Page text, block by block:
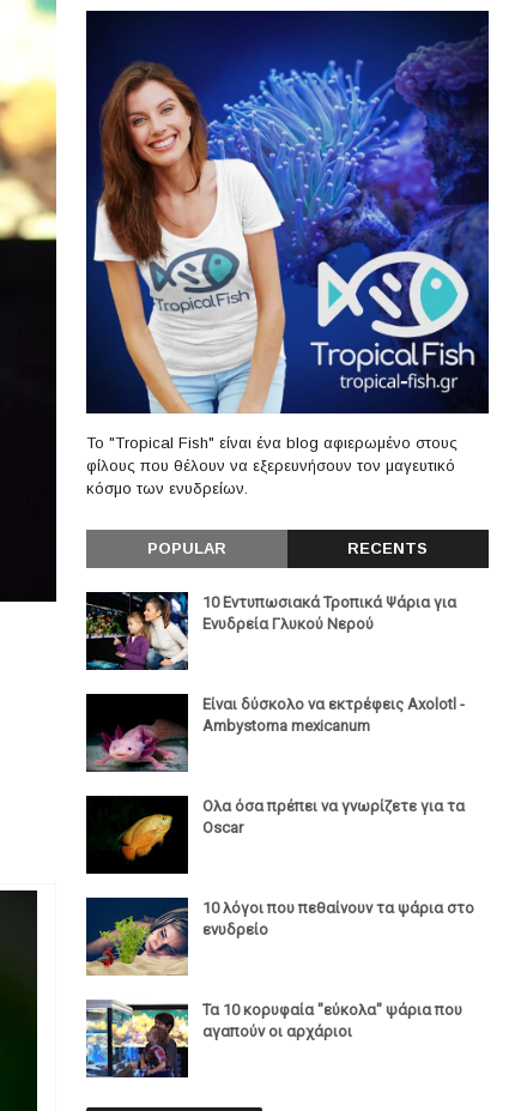
Το "Tropical Fish" είναι ένα blog αφιερωμένο στους
φίλους που θέλουν να εξερευνήσουν τον μαγευτικό
κόσμο των ενυδρείων.
POPULAR RECENTS
10 Εντυπωσιακά Τροπικά Ψάρια για
Ενυδρεία Γλυκού Νερού
Είναι δύσκολο να εκτρέφεις Axolotl -
Ambystoma mexicanum
Ολα όσα πρέπει να γνωρίζετε για τα
Oscar
10 λόγοι που πεθαίνουν τα ψάρια στο
ενυδρείο
Τα 10 κορυφαία "εύκολα" ψάρια που
αγαπούν οι αρχάριοι